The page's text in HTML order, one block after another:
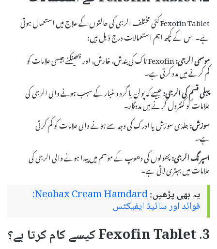
Fexofin Tablet کئی مختلف الرجی کی حالتوں کے علاج میں استعمال ہوتی
ہے۔ اس کے کچھ اہم استعمالات درج ذیل ہیں:
موسمی الرجی:
Fexofin ناک کی بندش، خارش، اور چھینکنے جیسی علامات کو
کم کرنے میں مدد کرتی ہے۔
پہلی قسم کی الرجی:جیسے کہ پولن یا گرد و غبار کے سبب ہونے والی الرجی کی
علامات کو کنٹرول کرنے میں مددگار۔
سوزش:جلدی سوزش یا ادرک کی وجہ سے ہونے والی علامات کو کم کرتی
ہے۔
اسپرنگ الرجی:پھولوں کی دھوپ کے موسم میں پیدا ہونے والی الرجی کی
علامات میں بہتری لاتی ہے۔
یہ بھی پڑھیں: Neobax Cream Hamdard:
فوائد اور سائیڈ ایفیکٹس
3. Fexofin Tablet کیسے کام کرتا ہے؟